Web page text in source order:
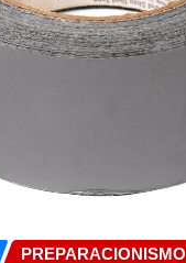
PREPARACIONISMO